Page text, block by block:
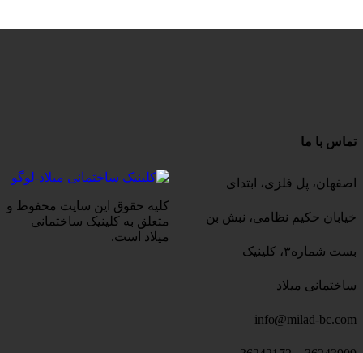
کلیه حقوق این سایت محفوظ و
متعلق به کلینیک ساختمانی
میلاد است.
تماس با ما
اصفهان، پل فلزی، ابتدای
خیابان حکیم نظامی، نبش بن
بست شماره۳، کلینیک
ساختمانی میلاد
info@milad-bc.com